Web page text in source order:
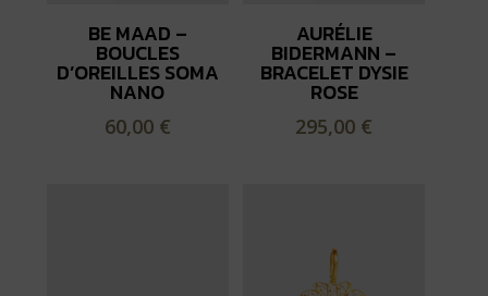
BE MAAD –
BOUCLES
D’OREILLES SOMA
NANO
60,00 €
AURÉLIE
BIDERMANN –
BRACELET DYSIE
ROSE
295,00 €